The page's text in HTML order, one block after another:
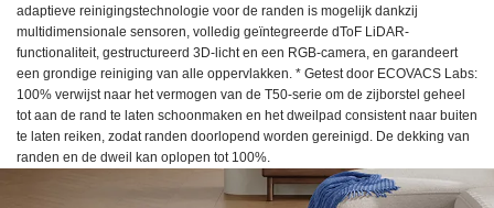
adaptieve reinigingstechnologie voor de randen is mogelijk dankzij
multidimensionale sensoren, volledig geïntegreerde dToF LiDAR-
functionaliteit, gestructureerd 3D-licht en een RGB-camera, en garandeert
een grondige reiniging van alle oppervlakken. * Getest door ECOVACS Labs:
100% verwijst naar het vermogen van de T50-serie om de zijborstel geheel
tot aan de rand te laten schoonmaken en het dweilpad consistent naar buiten
te laten reiken, zodat randen doorlopend worden gereinigd. De dekking van
randen en de dweil kan oplopen tot 100%.